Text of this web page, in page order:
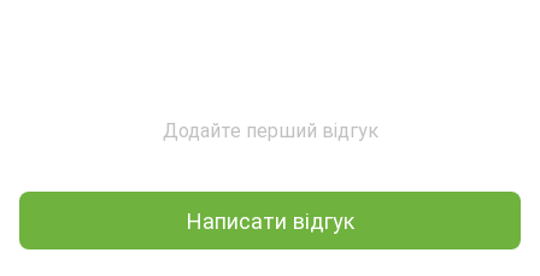
Додайте перший відгук
Написати відгук